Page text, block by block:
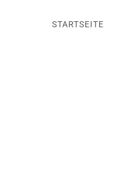
STARTSEITE